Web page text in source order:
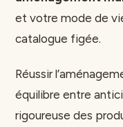
et votre mode de
catalogue figée.
Réussir
équilibre entre
rigoureuse des